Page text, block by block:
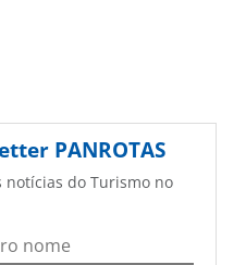
PANROTAS
notícias do Turismo no